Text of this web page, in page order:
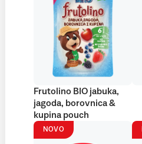
Frutolino BIO jabuka,
jagoda, borovnica &
kupina pouch
NOVO